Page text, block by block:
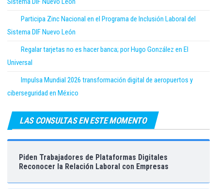
Participa Zinc Nacional en el Programa de Inclusión Laboral del
Sistema DIF Nuevo León
Regalar tarjetas no es hacer banca; por Hugo González en El
Universal
Impulsa Mundial 2026 transformación digital de aeropuertos y
ciberseguridad en México
LAS CONSULTAS EN ESTE MOMENTO
Piden Trabajadores de Plataformas Digitales
Reconocer la Relación Laboral con Empresas